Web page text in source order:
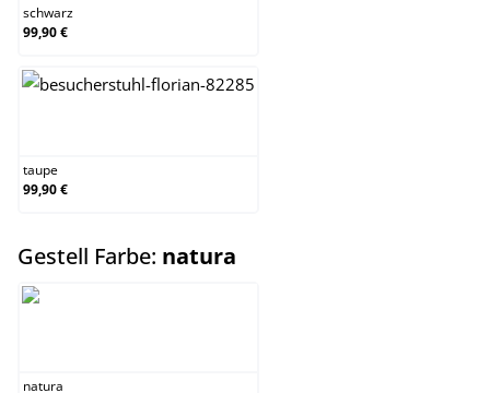
schwarz
99,90 €
taupe
99,90 €
Gestell Farbe: natura
natura